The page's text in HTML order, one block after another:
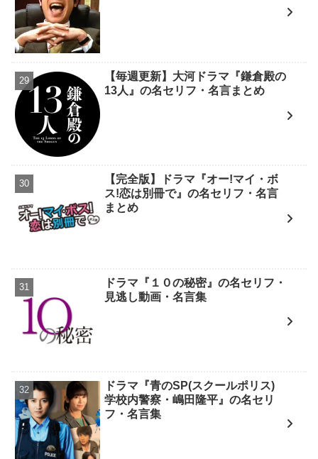
【毎週更新】大河ドラマ『鎌倉殿の
13人』の名セリフ・名言まとめ
【完全版】ドラマ『オー!マイ・ボ
ス!恋は別冊で』の名セリフ・名言
まとめ
ドラマ『１０の秘密』の名セリフ・
見逃し動画・名言集
ドラマ『青のSP(スクールポリス)
学校内警察・嶋田隆平』の名セリ
フ・名言集